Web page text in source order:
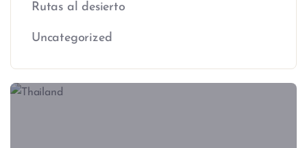
Rutas al desierto
Uncategorized